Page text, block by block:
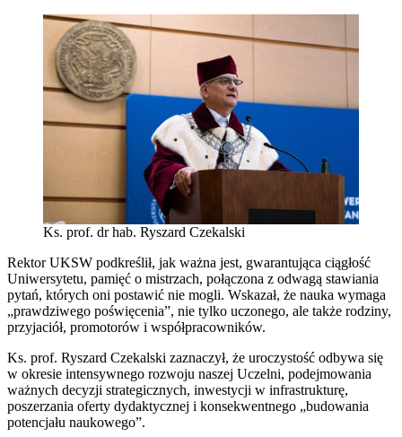
Ks. prof. dr hab. Ryszard Czekalski
Rektor UKSW podkreślił, jak ważna jest, gwarantująca ciągłość
Uniwersytetu, pamięć o mistrzach, połączona z odwagą stawiania
pytań, których oni postawić nie mogli. Wskazał, że nauka wymaga
„prawdziwego poświęcenia”, nie tylko uczonego, ale także rodziny,
przyjaciół, promotorów i współpracowników.
Ks. prof. Ryszard Czekalski zaznaczył, że uroczystość odbywa się
w okresie intensywnego rozwoju naszej Uczelni, podejmowania
ważnych decyzji strategicznych, inwestycji w infrastrukturę,
poszerzania oferty dydaktycznej i konsekwentnego „budowania
potencjału naukowego”.